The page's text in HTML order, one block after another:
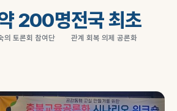
200명
의 토론회 참여단
전국 최초
관계 회복 의제 공론화